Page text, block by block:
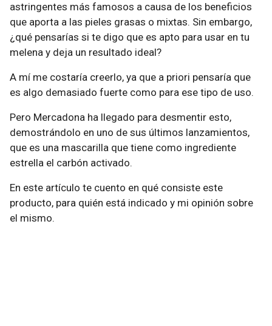
astringentes más famosos a causa de los beneficios
que aporta a las pieles grasas o mixtas. Sin embargo,
¿qué pensarías si te digo que es apto para usar en tu
melena y deja un resultado ideal?
A mí me costaría creerlo, ya que a priori pensaría que
es algo demasiado fuerte como para ese tipo de uso.
Pero Mercadona ha llegado para desmentir esto,
demostrándolo en uno de sus últimos lanzamientos,
que es una mascarilla que tiene como ingrediente
estrella el carbón activado.
En este artículo te cuento en qué consiste este
producto, para quién está indicado y mi opinión sobre
el mismo.